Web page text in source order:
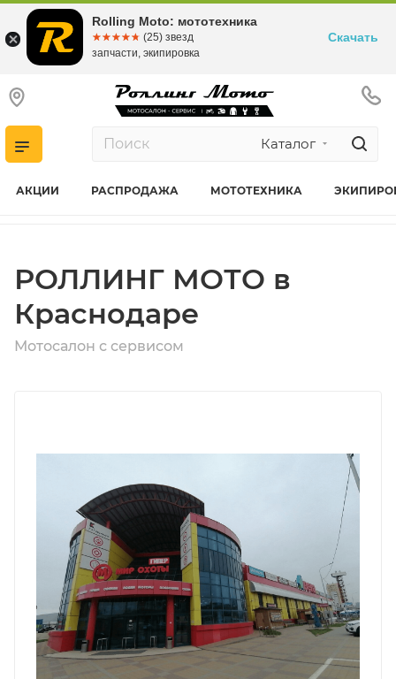
Каталог
АКЦИИ РАСПРОДАЖА МОТОТЕХНИКА
РОЛЛИНГ МОТО в
Краснодаре
Мотосалон с сервисом
Rolling Moto: мототехника
☆☆☆☆☆
★★★★★ (25) звезд
запчасти, экипировка
Скачать